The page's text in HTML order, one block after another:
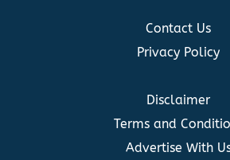
Contact Us
Privacy Policy
Disclaimer
Terms and
Advertise With